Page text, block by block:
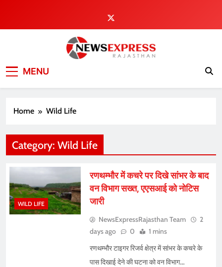
content
MENU
Home Wild Life
Category: Wild Life
WILD LIFE
रणथम्भौर में कचरे पर दिखे सांभर के बाद
वन विभाग सख्त, एएसआई को नोटिस
जारी
NewsExpressRajasthan Team
2
days ago
0 1 mins
रणथम्भौर टाइगर रिजर्व क्षेत्र में सांभर के कचरे के
पास दिखाई देने की घटना को वन विभाग…